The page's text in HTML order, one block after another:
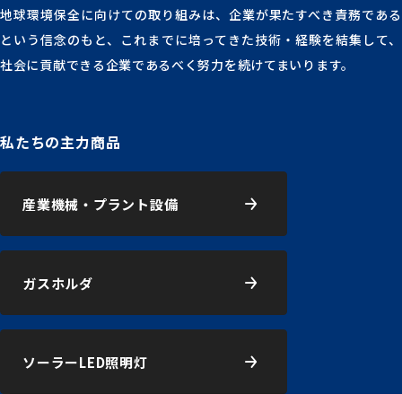
地球環境保全に向けての取り組みは、企業が果たすべき責務である
という信念のもと、これまでに培ってきた技術・経験を結集して、
社会に貢献できる企業であるべく努力を続けてまいります。
私たちの主力商品
産業機械・プラント設備
ガスホルダ
ソーラーLED照明灯